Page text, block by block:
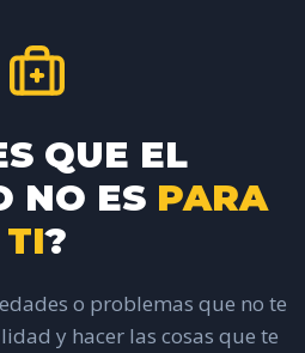
QUE EL
NO ES PARA
TI?
o problemas que no te
y hacer las cosas que te